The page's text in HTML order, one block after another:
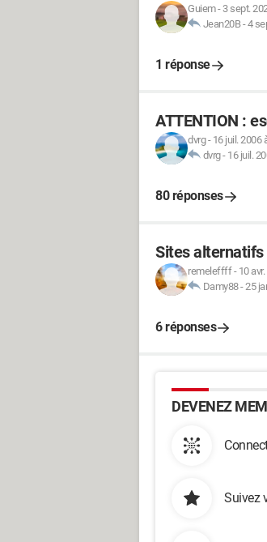
Guiem- 3 sept.
Jean20B-4
1 réponse
ATTENTION :
dvrg- 16 juil. 2006
dvrg- 16 juil.
80 réponses
Sites alternatifs
remeleffff- 10
Damy88-25
6 réponses
DEVENEZ
Suivez